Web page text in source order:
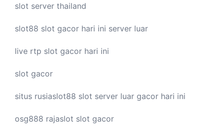
slot server thailand
slot88 slot gacor hari ini server luar
live rtp slot gacor hari ini
slot gacor
situs rusiaslot88 slot server luar gacor hari ini
osg888 rajaslot slot gacor